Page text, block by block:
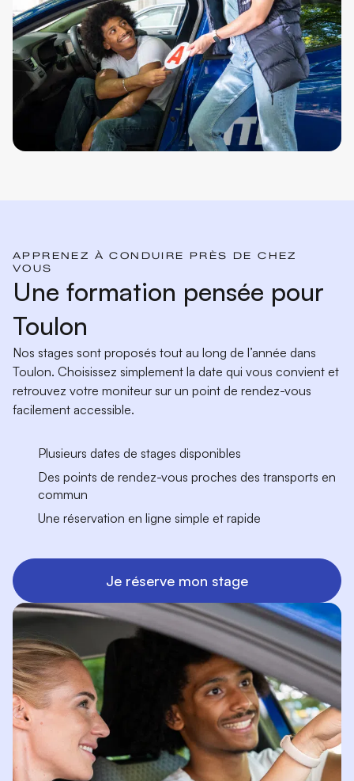
APPRENEZ À CONDUIRE PRÈS DE CHEZ
VOUS
Une formation pensée pour
Toulon
Nos stages sont proposés tout au long de l’année dans
Toulon. Choisissez simplement la date qui vous convient et
retrouvez votre moniteur sur un point de rendez-vous
facilement accessible.
Plusieurs dates de stages disponibles
Des points de rendez-vous proches des transports en
commun
Une réservation en ligne simple et rapide
Je réserve mon stage